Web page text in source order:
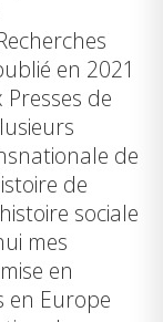
en 2021
de
de
de
sociale
mes
en
en Europe